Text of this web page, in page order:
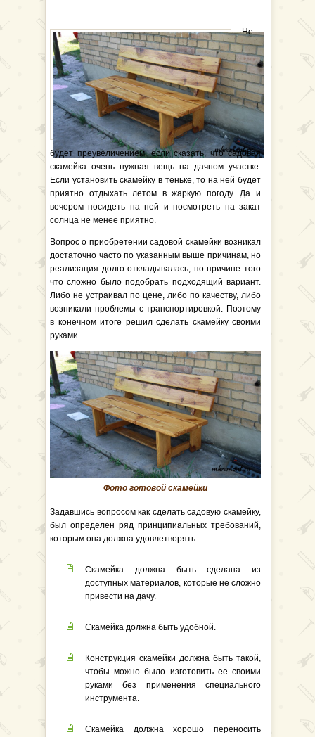
Не
будет преувеличением, если сказать, что садовая
скамейка очень нужная вещь на дачном участке.
Если установить скамейку в теньке, то на ней будет
приятно отдыхать летом в жаркую погоду. Да и
вечером посидеть на ней и посмотреть на закат
солнца не менее приятно.
Вопрос о приобретении садовой скамейки возникал
достаточно часто по указанным выше причинам, но
реализация долго откладывалась, по причине того
что сложно было подобрать подходящий вариант.
Либо не устраивал по цене, либо по качеству, либо
возникали проблемы с транспортировкой. Поэтому
в конечном итоге решил сделать скамейку своими
руками.
Фото готовой скамейки
Задавшись вопросом как сделать садовую скамейку,
был определен ряд принципиальных требований,
которым она должна удовлетворять.
Скамейка должна быть сделана из
доступных материалов, которые не сложно
привести на дачу.
Скамейка должна быть удобной.
Конструкция скамейки должна быть такой,
чтобы можно было изготовить ее своими
руками без применения специального
инструмента.
Скамейка должна хорошо переносить